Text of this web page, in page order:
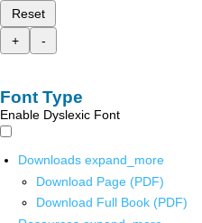
Reset
+
-
Font Type
Enable Dyslexic Font
Downloads expand_more
Download Page (PDF)
Download Full Book (PDF)